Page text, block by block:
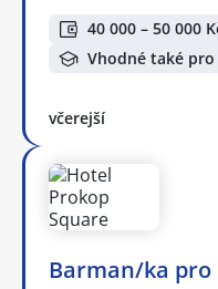
40 000 – 50 000
Vhodné také
včerejší
Barman/ka pro